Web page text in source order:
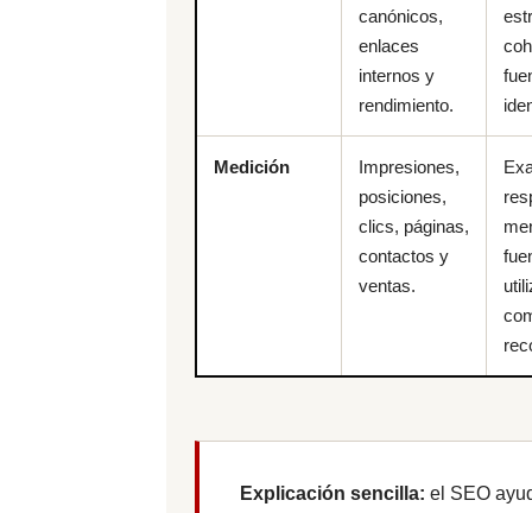
canónicos,
enlaces
internos y
rendimiento.
Medición
Impresiones,
posiciones,
clics, páginas,
contactos y
ventas.
Explicación sencilla: el SEO